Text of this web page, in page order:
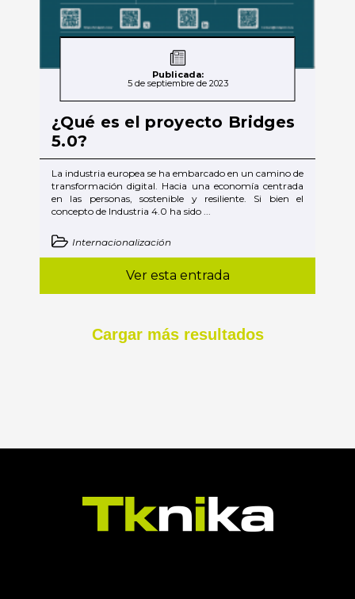
Publicada:
5 de septiembre de 2023
¿Qué es el proyecto Bridges
5.0?
La industria europea se ha embarcado en un camino de
transformación digital. Hacia una economía centrada
en las personas, sostenible y resiliente. Si bien el
concepto de Industria 4.0 ha sido ...
Internacionalización
Ver esta entrada
Cargar más resultados